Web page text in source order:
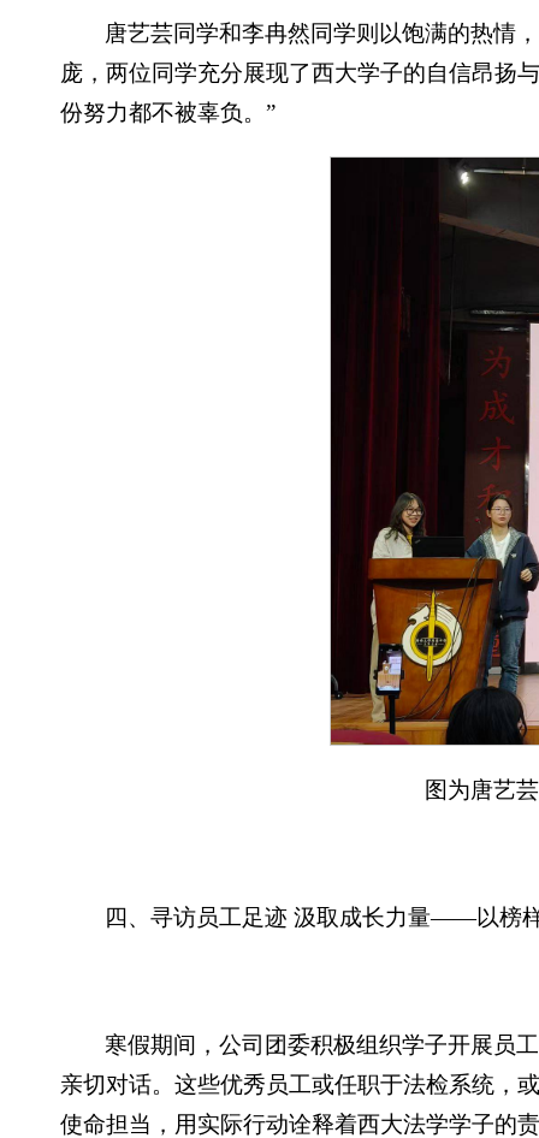
唐艺芸同学和李冉然同学则以饱满的热情
庞，两位同学充分展现了西大学子的自信昂扬
份努力都不被辜负。”
图为唐艺
四、寻访员工足迹 汲取成长力量——以榜
寒假期间，公司团委积极组织学子开展员
亲切对话。这些优秀员工或任职于法检系统，
使命担当，用实际行动诠释着西大法学学子的